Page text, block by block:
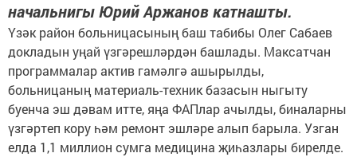
начальнигы Юрий Аржанов катнашты.
Үзәк район больницасының баш табибы Олег Сабаев
докладын уңай үзгәрешләрдән башлады. Максатчан
программалар актив гамәлгә ашырылды,
больницаның материаль-техник базасын ныгыту
буенча эш дәвам итте, яңа ФАПлар ачылды, биналарны
үзгәртеп кору һәм ремонт эшләре алып барыла. Узган
елда 1,1 миллион сумга медицина җиһазлары бирелде.